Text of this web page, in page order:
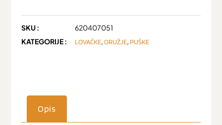
SKU :
620407051
KATEGORIJE :
LOVAČKE,ORUŽJE, PUŠKE
Opis